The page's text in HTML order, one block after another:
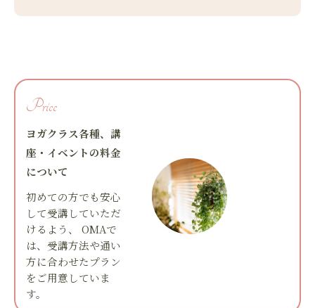
Price
ヨガクラス各種、講
座・イベントの料金
について
初めての方でも安心
して受講していただ
けるよう、 OMAで
は、受講方法や通い
方に合わせたプラン
をご用意していま
す。